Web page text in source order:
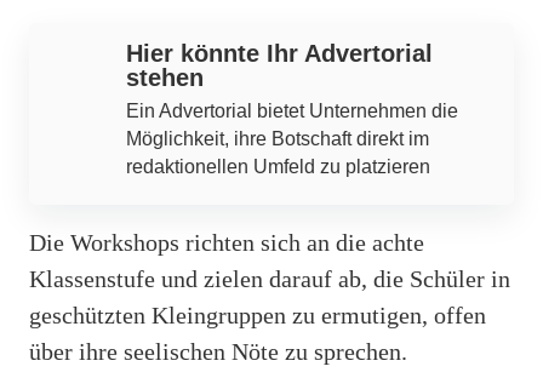
Hier könnte Ihr Advertorial
stehen
Ein Advertorial bietet Unternehmen die
Möglichkeit, ihre Botschaft direkt im
redaktionellen Umfeld zu platzieren
Die Workshops richten sich an die achte
Klassenstufe und zielen darauf ab, die Schüler in
geschützten Kleingruppen zu ermutigen, offen
über ihre seelischen Nöte zu sprechen.